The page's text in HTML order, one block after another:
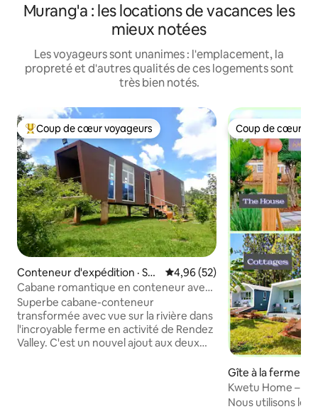
Murang'a : les locations de vacances les
mieux notées
Les voyageurs sont unanimes : l'emplacement, la
propreté et d'autres qualités de ces logements sont
très bien notés.
Coup de cœur voyageurs parmi les plus aimés
Coup de cœur voyageurs
Conteneur d'expédition · Sag
ana
Note moyenne de 4,96 sur 5,
4,96 (52)
Cabane romantique en conteneur avec
vue sur la rivière
Superbe cabane-conteneur
transformée avec vue sur la rivière dans
l'incroyable ferme en activité de Rendez
Valley. C'est un nouvel ajout aux deux
Coup de cœur
Coup de cœur
Gîte à la ferme ·
Kwetu Home –
2 chalet – 3
Nous utilisons le